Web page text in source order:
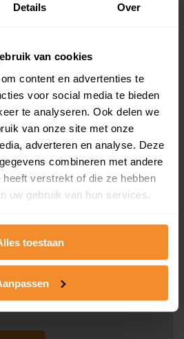
Details Over
van cookies
content en advertenties te
voor social media te bieden
te analyseren. Ook delen we
van onze site met onze
adverteren en analyse. Deze
combineren met andere
verstrekt of die ze hebben
uw gebruik van hun services.
toestaan
een postcodegebied. Dit
gratis updates van nieuwe
pakket
perceel
met de kadastrale erfgrenzen,